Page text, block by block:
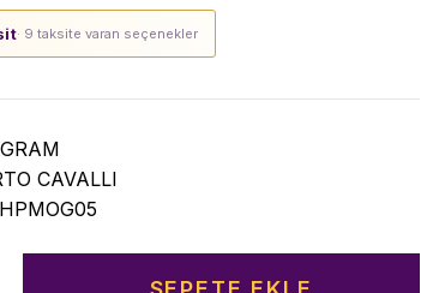
· 9 taksite varan seçenekler
CAVALLI